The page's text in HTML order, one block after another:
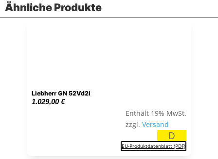
Ähnliche Produkte
Liebherr GN 52Vd2i
1.029,00€
Enthält 19% MwSt.
zzgl.Versand
D
EU-Produktdatenblatt (PDF)